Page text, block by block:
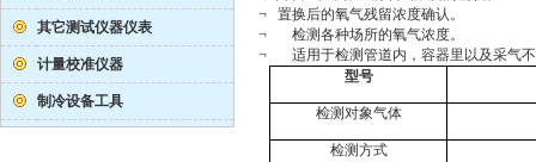
其它测试仪器仪表
计量校准仪器
制冷设备工具
¬
置换后的氧气残留浓度确认。
¬
检测各种场所的氧气浓度。
¬
适用于检测管道内，容器里以及采气
型号
检测对象气体
检测方式